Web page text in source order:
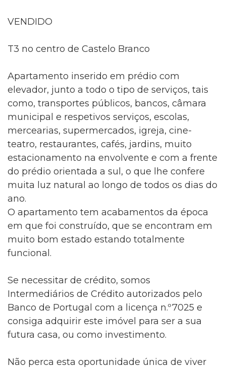
VENDIDO
T3 no centro de Castelo Branco
Apartamento inserido em prédio com
elevador, junto a todo o tipo de serviços, tais
como, transportes públicos, bancos, câmara
municipal e respetivos serviços, escolas,
mercearias, supermercados, igreja, cine-
teatro, restaurantes, cafés, jardins, muito
estacionamento na envolvente e com a frente
do prédio orientada a sul, o que lhe confere
muita luz natural ao longo de todos os dias do
ano.
O apartamento tem acabamentos da época
em que foi construído, que se encontram em
muito bom estado estando totalmente
funcional.
Se necessitar de crédito, somos
Intermediários de Crédito autorizados pelo
Banco de Portugal com a licença n.º7025 e
consiga adquirir este imóvel para ser a sua
futura casa, ou como investimento.
Não perca esta oportunidade única de viver